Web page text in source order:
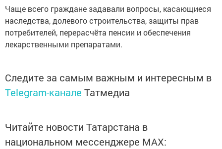
Чаще всего граждане задавали вопросы, касающиеся
наследства, долевого строительства, защиты прав
потребителей, перерасчёта пенсии и обеспечения
лекарственными препаратами.
Следите за самым важным и интересным в
Telegram-канале Татмедиа
Читайте новости Татарстана в
национальном мессенджере MАХ: